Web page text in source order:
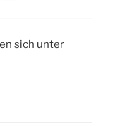
sich unter